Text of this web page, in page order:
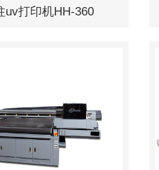
uv打印机HH-360